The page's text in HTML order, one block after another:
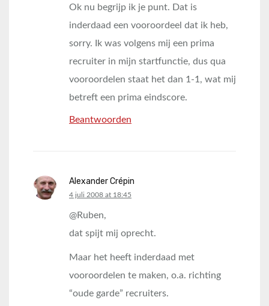
Ok nu begrijp ik je punt. Dat is
inderdaad een vooroordeel dat ik heb,
sorry. Ik was volgens mij een prima
recruiter in mijn startfunctie, dus qua
vooroordelen staat het dan 1-1, wat mij
betreft een prima eindscore.
Beantwoorden
Alexander Crépin
says:
4 juli 2008 at 18:45
@Ruben,
dat spijt mij oprecht.
Maar het heeft inderdaad met
vooroordelen te maken, o.a. richting
“oude garde” recruiters.